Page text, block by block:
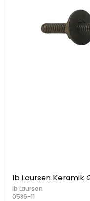
Ib Laursen Keramik
Ib Laursen
0586-11